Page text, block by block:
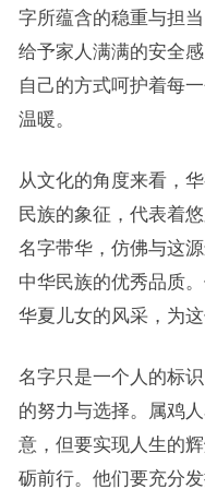
字所蕴含的稳重与担
给予家人满满的安全
自己的方式呵护着每
温暖。
从文化的角度来看，
民族的象征，代表着
名字带华，仿佛与这
中华民族的优秀品质
华夏儿女的风采，为
名字只是一个人的标
的努力与选择。属鸡
意，但要实现人生的
砺前行。他们要充分